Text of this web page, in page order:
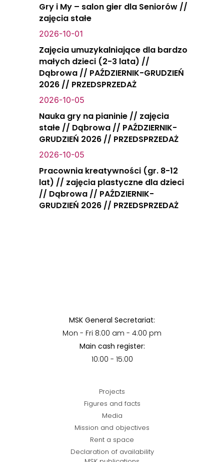
Gry i My – salon gier dla Seniorów //
zajęcia stałe
2026-10-01
Zajęcia umuzykalniające dla bardzo
małych dzieci (2-3 lata) //
Dąbrowa // PAŹDZIERNIK-GRUDZIEŃ
2026 // PRZEDSPRZEDAŻ
2026-10-05
Nauka gry na pianinie // zajęcia
stałe // Dąbrowa // PAŹDZIERNIK-
GRUDZIEŃ 2026 // PRZEDSPRZEDAŻ
2026-10-05
Pracownia kreatywności (gr. 8-12
lat) // zajęcia plastyczne dla dzieci
// Dąbrowa // PAŹDZIERNIK-
GRUDZIEŃ 2026 // PRZEDSPRZEDAŻ
MSK General Secretariat:
Mon - Fri 8:00 am - 4:00 pm
Main cash register:
10:00 - 15:00
Projects
Figures and facts
Media
Mission and objectives
Rent a space
Declaration of availability